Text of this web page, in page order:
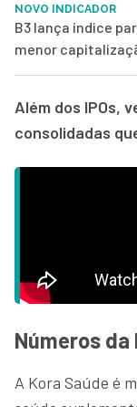
NOVO INDICADOR
B3 lança índice
menor
Além dos IPOs,
consolidadas
Números da
A Kora Saúde é